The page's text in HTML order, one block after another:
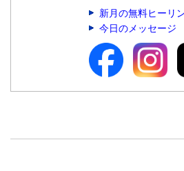
新月の無料ヒーリ
今日のメッセージ